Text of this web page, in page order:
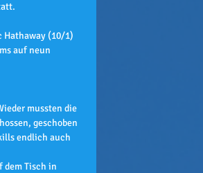
Hathaway (10/1)
auf neun
mussten die
geschoben
endlich auch
dem Tisch in